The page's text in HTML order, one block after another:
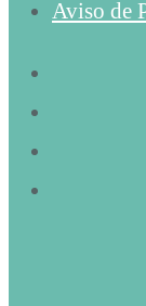
Aviso de